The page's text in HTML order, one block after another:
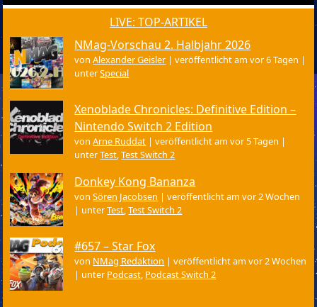
LIVE: TOP-ARTIKEL
NMag-Vorschau 2. Halbjahr 2026
vonAlexander Geisler |veröffentlicht am vor 6 Tagen |
unterSpecial
Xenoblade Chronicles: Definitive Edition –
Nintendo Switch 2 Edition
vonArne Ruddat |veröffentlicht am vor 5 Tagen |
unterTest ,Test Switch 2
Donkey Kong Bananza
vonSören Jacobsen |veröffentlicht am vor 2 Wochen
| unterTest ,Test Switch 2
#657 – Star Fox
von NMag Redaktion |veröffentlicht am vor 2 Wochen
| unter Podcast Podcast Switch 2